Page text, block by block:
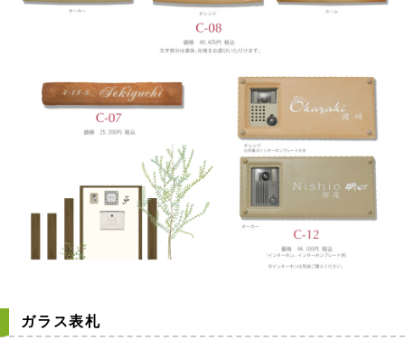
ガラス表札